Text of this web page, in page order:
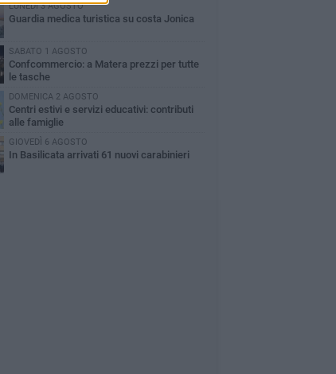
LUNEDÌ 3 AGOSTO
Guardia medica turistica su costa Jonica
SABATO 1 AGOSTO
Confcommercio: a Matera prezzi per tutte
le tasche
DOMENICA 2 AGOSTO
Centri estivi e servizi educativi: contributi
alle famiglie
GIOVEDÌ 6 AGOSTO
In Basilicata arrivati 61 nuovi carabinieri